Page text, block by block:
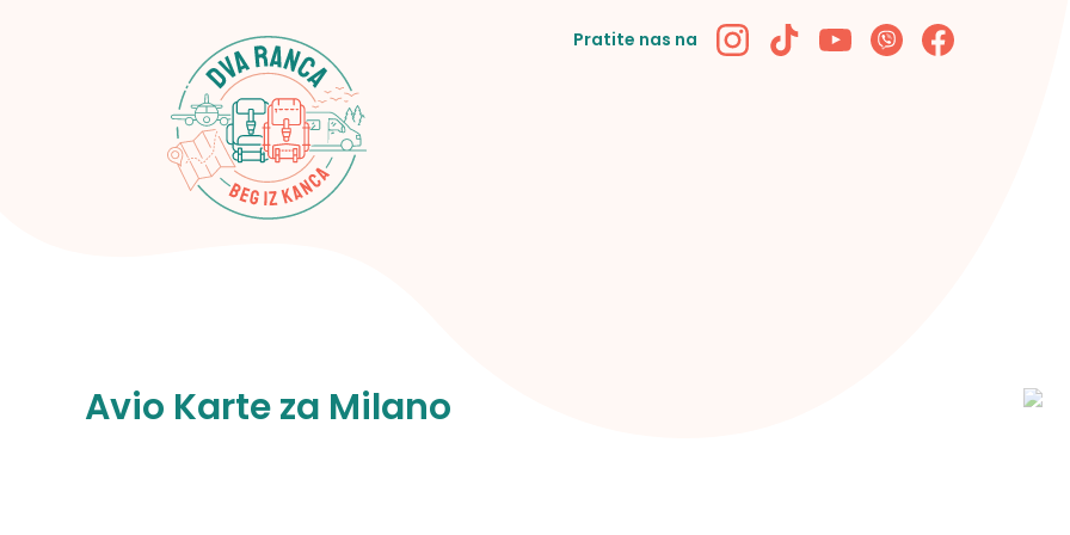
Pratite nas na
Avio Karte za Milano